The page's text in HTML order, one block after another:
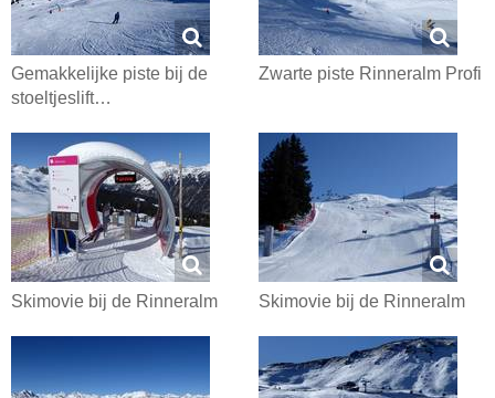
Gemakkelijke piste bij de
stoeltjeslift…
Zwarte piste Rinneralm Profi
Skimovie bij de Rinneralm Skimovie bij de Rinneralm